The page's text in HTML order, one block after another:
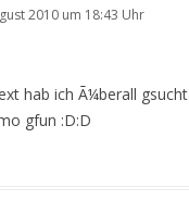
2010 um 18:43 Uhr
hab ich Ã¼berall gsucht
gfun :D:D